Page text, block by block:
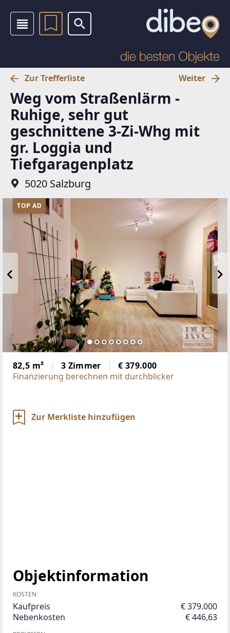
Zur Trefferliste Weiter
Weg vom Straßenlärm -
Ruhige, sehr gut
geschnittene 3-Zi-Whg mit
gr. Loggia und
Tiefgaragenplatz
5020 Salzburg
TOP AD
82,5 m² 3 Zimmer
€ 379.000
Finanzierung berechnen mit durchblicker
Zur Merkliste hinzufügen
Objektinformation
KOSTEN
Kaufpreis
€ 379.000
Nebenkosten
€ 446,63